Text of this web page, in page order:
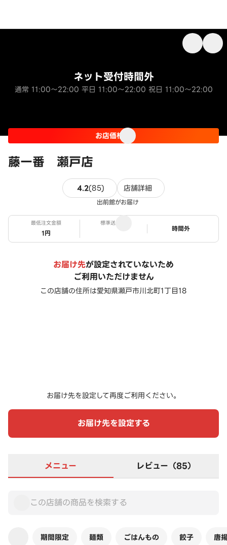
藤一番 瀬戸店
ネット受付時間外
通常 11:00～22:00 平日 11:00～22:00 祝日 11:00～22:00
お店価格
4.2(85) 85件のレビュー
店舗詳細
出前館がお届け
最低注文金額
1円
標準送料
ステータス
時間外
お届け先が設定されていないため
ご利用いただけません
この店舗の住所は愛知県瀬戸市川北町1丁目18
お届け先を設定して再度ご利用ください。
お届け先を設定する
メニュー レビュー（85）
期間限定 麺類 ごはんもの 餃子 唐